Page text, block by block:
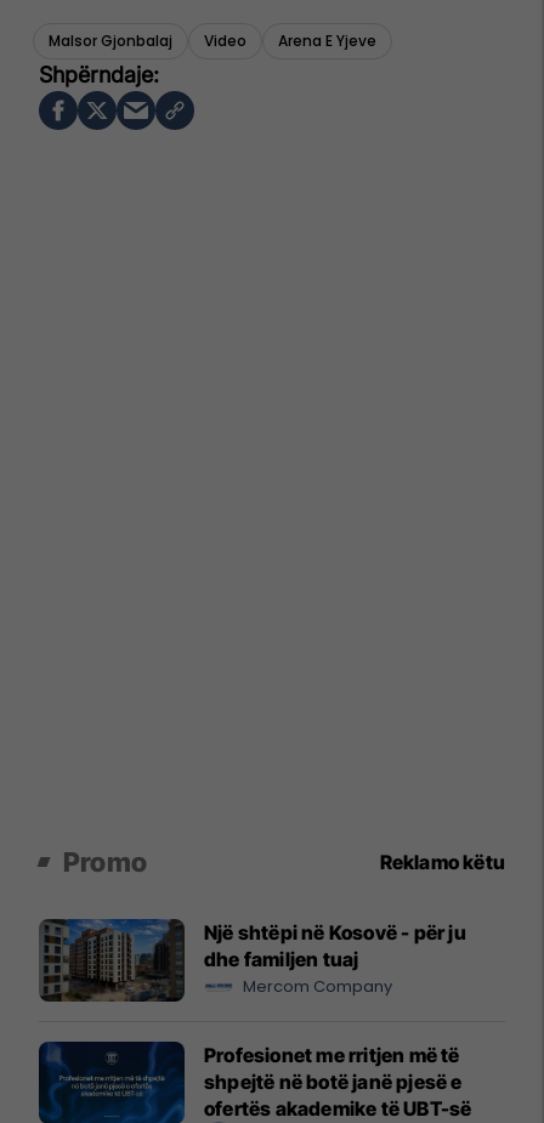
Malsor Gjonbalaj Video Arena E Yjeve
Promo Reklamo këtu
Një shtëpi në Kosovë - për ju
dhe familjen tuaj
Mercom Company
Profesionet me rritjen më të
shpejtë në botë janë pjesë e
ofertës akademike të UBT-së